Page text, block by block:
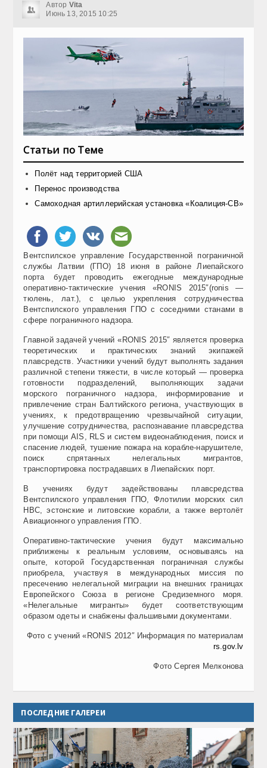
Автор Vita
Июнь 13, 2015 10:25
Статьи по Теме
Полёт над территорией США
Перенос производства
Самоходная артиллерийская установка «Коалиция-СВ»
Вентспилское управление Государственной пограничной
службы Латвии (ГПО) 18 июня в районе Лиепайского
порта будет проводить ежегодные международные
оперативно-тактические учения «RONIS 2015″(ronis —
тюлень, лат.), с целью укрепления сотрудничества
Вентспилского управления ГПО с соседними станами в
сфере пограничного надзора.
Главной задачей учений «RONIS 2015″ является проверка
теоретических и практических знаний экипажей
плавсредств. Участники учений будут выполнять задания
различной степени тяжести, в числе который — проверка
готовности подразделений, выполняющих задачи
морского пограничного надзора, информирование и
привлечение стран Балтийского региона, участвующих в
учениях, к предотвращению чрезвычайной ситуации,
улучшение сотрудничества, распознавание плавсредства
при помощи AIS, RLS и систем видеонаблюдения, поиск и
спасение людей, тушение пожара на корабле-нарушителе,
поиск спрятанных нелегальных мигрантов,
транспортировка пострадавших в Лиепайских порт.
В учениях будут задействованы плавсредства
Вентспилского управления ГПО, Флотилии морских сил
НВС, эстонские и литовские корабли, а также вертолёт
Авиационного управления ГПО.
Оперативно-тактические учения будут максимально
приближены к реальным условиям, основываясь на
опыте, которой Государственная пограничная службы
приобрела, участвуя в международных миссия по
пресечению нелегальной миграции на внешних границах
Европейского Союза в регионе Средиземного моря.
«Нелегальные мигранты» будет соответствующим
образом одеты и снабжены фальшивыми документами.
Фото с учений «RONIS 2012″ Информация по материалам
rs.gov.lv
Фото Сергея Мелконова
ПОСЛЕДНИЕ ГАЛЕРЕИ